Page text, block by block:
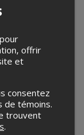
offrir
et
consentez
de témoins.
trouvent
.